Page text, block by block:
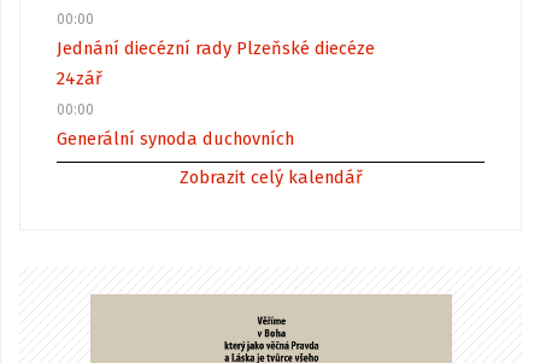
00:00
Jednání diecézní rady Plzeňské diecéze
24zář
00:00
Generální synoda duchovních
Zobrazit celý kalendář